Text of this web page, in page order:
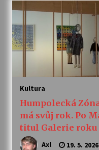
Kultura
Humpolecká
má svůj rok. Po
titul Galerie roku
výstavu
Axl 19. 5. 2026